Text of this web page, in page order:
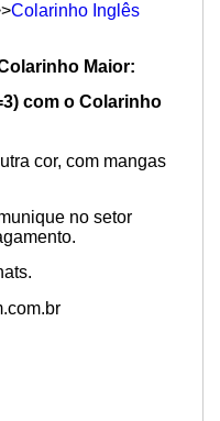
Colarinho Inglês
Maior:
com o Colarinho
cor, com mangas
no setor